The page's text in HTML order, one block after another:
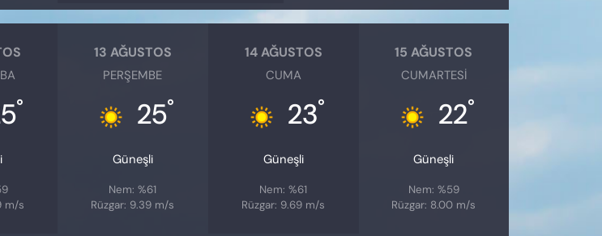
°
m/s
13 AĞUSTOS
PERŞEMBE
25°
Güneşli
Nem: %61
Rüzgar: 9.39 m/s
14 AĞUSTOS
CUMA
23°
Güneşli
Nem: %61
Rüzgar: 9.69 m/s
15 AĞUSTOS
CUMARTESI
22°
Güneşli
Nem: %59
Rüzgar: 8.00 m/s